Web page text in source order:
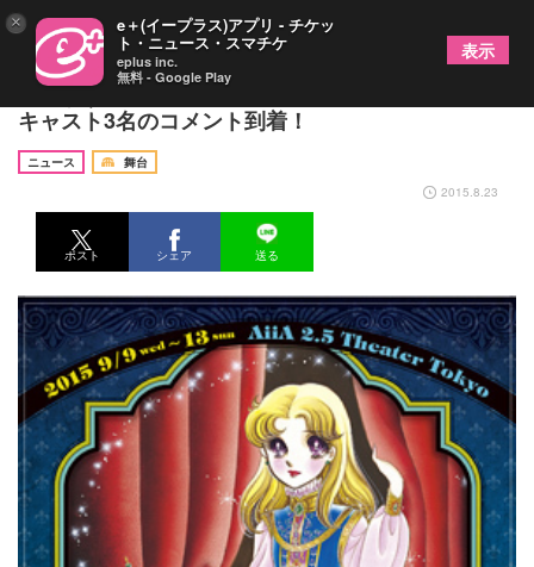
美内すずえ×ガラスの仮面劇場「女海賊ビアンカ」
キャスト3名のコメント到着！
ニュース
舞台
2015.8.23
ポスト シェア 送る
× e＋(イープラス)アプリ - チケッ
ト・ニュース・スマチケ
eplus inc.
無料 - Google Play
表示